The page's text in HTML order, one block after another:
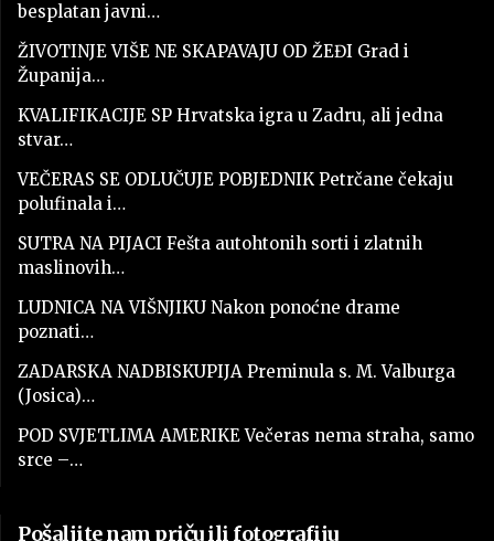
besplatan javni…
ŽIVOTINJE VIŠE NE SKAPAVAJU OD ŽEĐI Grad i
Županija…
KVALIFIKACIJE SP Hrvatska igra u Zadru, ali jedna
stvar…
VEČERAS SE ODLUČUJE POBJEDNIK Petrčane čekaju
polufinala i…
SUTRA NA PIJACI Fešta autohtonih sorti i zlatnih
maslinovih…
LUDNICA NA VIŠNJIKU Nakon ponoćne drame
poznati…
ZADARSKA NADBISKUPIJA Preminula s. M. Valburga
(Josica)…
POD SVJETLIMA AMERIKE Večeras nema straha, samo
srce –…
Pošaljite nam priču ili fotografiju